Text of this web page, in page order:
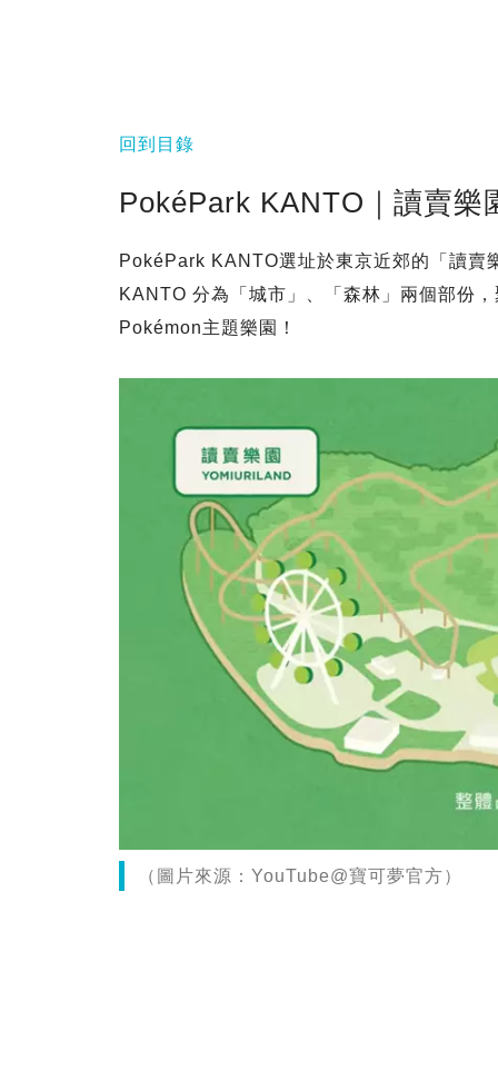
回到目錄
PokéPark KANTO｜讀賣樂
PokéPark KANTO選址於東京近郊的「讀
KANTO 分為「城市」、「森林」兩個部份
Pokémon主題樂園！
（圖片來源：YouTube@寶可夢官方）